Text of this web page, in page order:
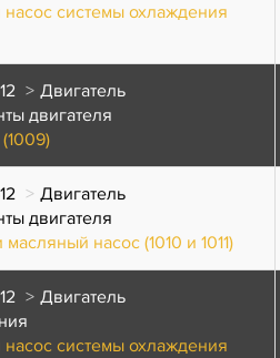
насос системы охлаждения
Двигатель
двигателя
Двигатель
двигателя
насос (1010 и 1011)
Двигатель
насос системы охлаждения